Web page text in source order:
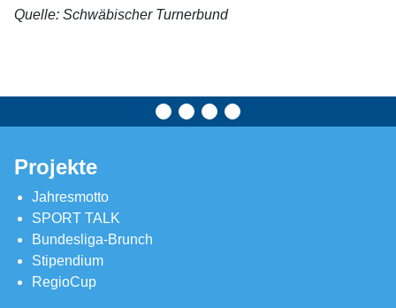
Quelle: Schwäbischer Turnerbund
Projekte
Jahresmotto
SPORT TALK
Bundesliga-Brunch
Stipendium
RegioCup